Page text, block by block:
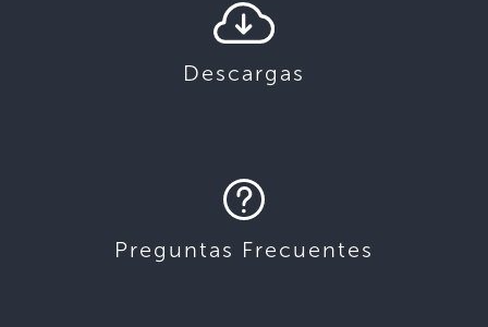
Descargas
Preguntas Frecuentes